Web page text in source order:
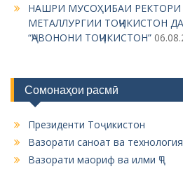
o
НАШРИ МУСОҲИБАИ
МЕТАЛЛУРГИИ ТОҶИКИСТОН
“ҶАВОНОНИ ТОҶИКИСТОН”
Сомонаҳои расмӣ
Президенти Тоҷикистон
Вазорати саноат ва
Вазорати маориф ва илми ҶТ